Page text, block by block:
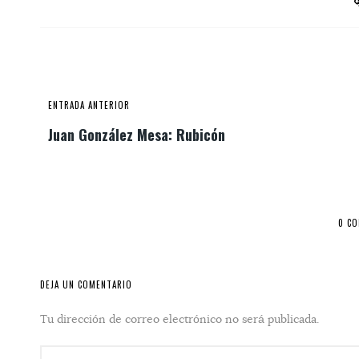
ENTRADA ANTERIOR
Juan González Mesa: Rubicón
0
DEJA UN COMENTARIO
Tu dirección de correo electrónico no será publicada.